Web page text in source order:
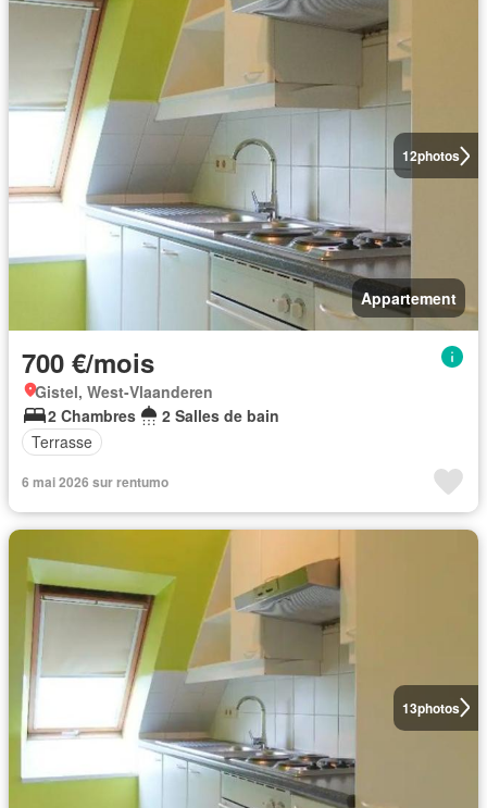
12photos
Appartement
700 €/mois
Gistel, West-Vlaanderen
2 Chambres
2 Salles de bain
Terrasse
6 mai 2026 sur rentumo
13photos